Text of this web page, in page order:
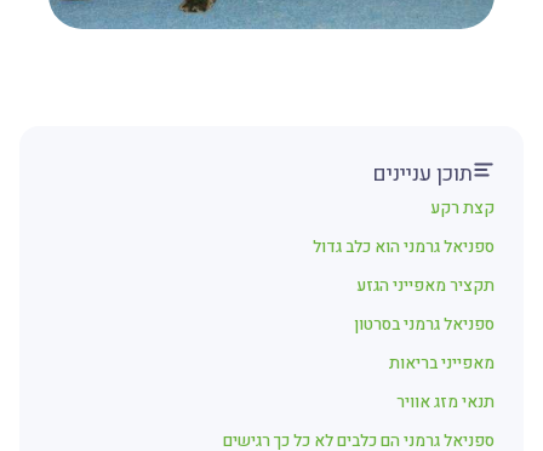
תוכן עניינים
קצת רקע
ספניאל גרמני הוא כלב גדול
תקציר מאפייני הגזע
ספניאל גרמני בסרטון
מאפייני בריאות
תנאי מזג אוויר
ספניאל גרמני הם כלבים לא כל כך רגישים